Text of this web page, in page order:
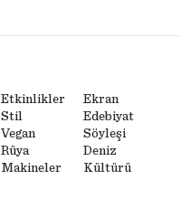
Etkinlikler
Ekran
Stil
Edebiyat
Vegan
Söyleşi
Rüya
Makineler
Deniz
Kültürü